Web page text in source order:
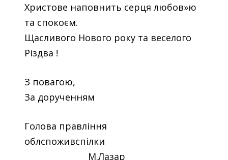
Христове наповнить серця любов»ю
та спокоєм.
Щасливого Нового року та веселого
Різдва !
З повагою,
За дорученням
Голова правління
облспоживспілки
М.Лазар